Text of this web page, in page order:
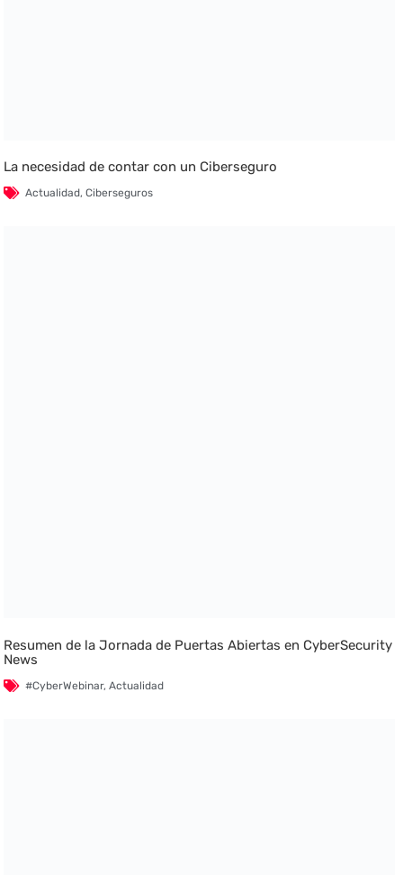
La necesidad de contar con un Ciberseguro
Actualidad,Ciberseguros
Resumen de la Jornada de Puertas Abiertas en CyberSecurity
News
#CyberWebinar,Actualidad